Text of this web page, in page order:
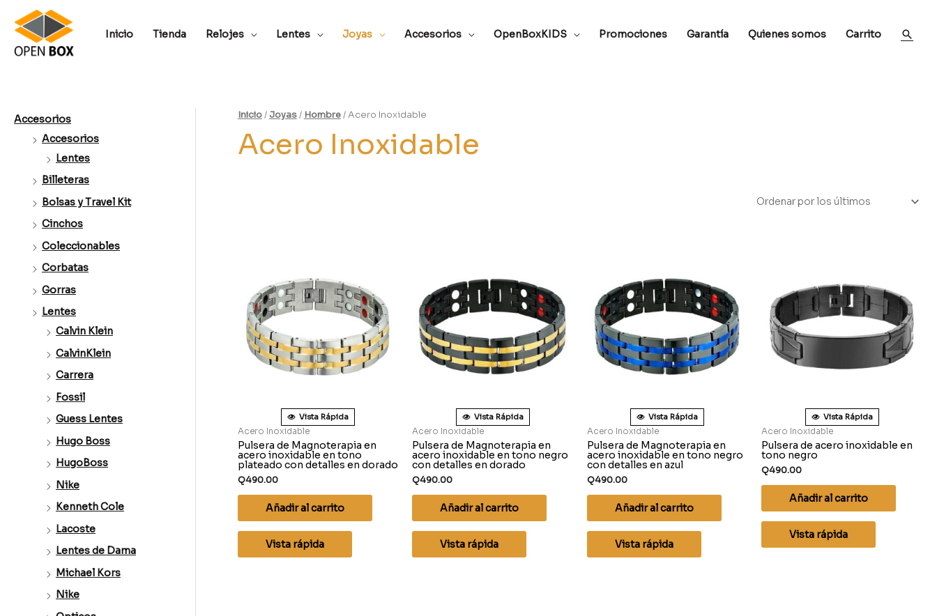
Inicio Tienda Relojes Lentes Joyas Accesorios OpenBoxKIDS Promociones Garantía Quienes somos Carrito
Accesorios
Accesorios
Lentes
Billeteras
Bolsas y Travel Kit
Cinchos
Coleccionables
Corbatas
Gorras
Lentes
Calvin Klein
CalvinKlein
Carrera
Fossil
Guess Lentes
Hugo Boss
HugoBoss
Nike
Kenneth Cole
Lacoste
Lentes de Dama
Michael Kors
Nike
Inicio/Joyas/ Hombre/ Acero Inoxidable
Acero Inoxidable
Vista Rápida
Acero Inoxidable
Pulsera de Magnoterapia en
acero inoxidable en tono
plateado con detalles en dorado
Q490.00
Añadir al carrito
Vista rápida
Vista Rápida
Acero Inoxidable
Pulsera de Magnoterapia en
acero inoxidable en tono negro
con detalles en dorado
Q490.00
Añadir al carrito
Vista rápida
Vista Rápida
Acero Inoxidable
Pulsera de Magnoterapia en
acero inoxidable en tono negro
con detalles en azul
Q490.00
Añadir al carrito
Vista rápida
Vista Rápida
Acero Inoxidable
Pulsera de acero inoxidable en
tono negro
Q490.00
Añadir al carrito
Vista rápida